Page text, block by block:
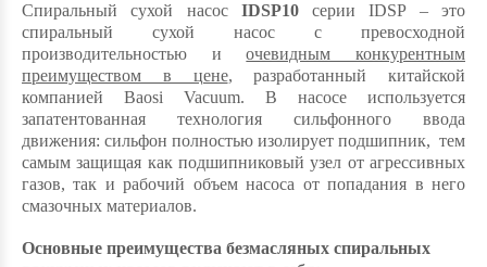
Спиральный сухой насос IDSP10серии IDSP – это
спиральный сухой насос с превосходной
производительностью иочевидным конкурентным
преимуществом в цене, разработанный китайской
компанией Baosi Vacuum. В насосе используется
запатентованная технология сильфонного ввода
движения: сильфон полностью изолирует подшипник, тем
самым защищая как подшипниковый узел от агрессивных
газов, так и рабочий объем насоса от попадания в него
смазочных материалов.
Основные преимущества безмасляных спиральных